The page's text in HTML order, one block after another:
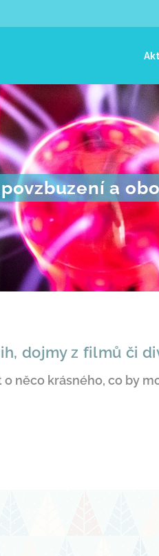
povzbuzení a
dojmy z filmů či
něco krásného, co by